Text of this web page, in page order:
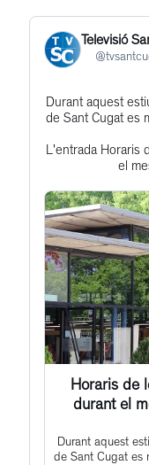
Televisió
@
Durant aquest
de Sant Cugat es
L'entrada Horaris
el
Horaris de
durant el
Durant aquest
de Sant Cugat es